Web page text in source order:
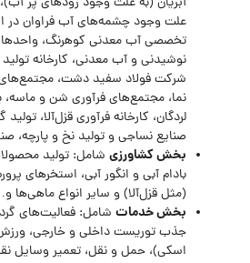
علت وجود چشمه‌های آب فراوان در
تخصصی آب معدنی کوهرنگ،
نوشیدنی و آب معدنی، کارخانه
شرکت فولاد سفید دشت،
نما، مجتمع‌های فرآوری شن و
لردگان، کارخانه فرآوری قزل‌آلا،
صنایع نساجی و تولید نخ و پارچه،
بخش کشاورزی شامل: تولید
بادام آبی و انگور آبی، استخر‌های
(مثل قزل‌آلا) و سایر انواع ماهی‌ها
بخش خدمات شامل: فعالیت‌های
جذب توریست داخلی و خارجی،
اسکی)، حمل و نقل، تعمیر وسایل